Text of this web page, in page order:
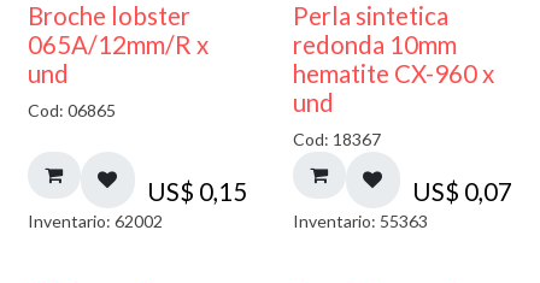
Broche lobster
065A/12mm/R x
und
Cod: 06865
US$ 0,15
Inventario: 62002
Perla sintetica
redonda 10mm
hematite CX-960 x
und
Cod: 18367
US$ 0,07
Inventario: 55363